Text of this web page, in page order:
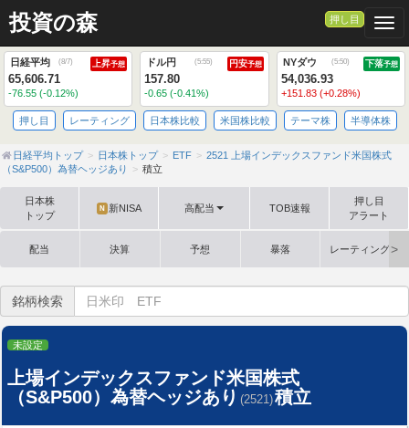
投資の森 押し目
日経平均 (8/7) 上昇予想
65,606.71
-76.55 (-0.12%)
ドル円 (5:55) 円安予想
157.80
-0.65 (-0.41%)
NYダウ (5:50) 下落予想
54,036.93
+151.83 (+0.28%)
押し目 レーティング 日本株比較 米国株比較 テーマ株 半導体株
日経平均トップ 日本株トップ ETF
2521 上場インデックスファンド米国株式
（S&P500）為替ヘッジあり
積立
日本株
トップ
N 新NISA 高配当 TOB速報
押し目
アラート
配当 決算 予想 暴落 レーティング格
銘柄検索
未設定
上場インデックスファンド米国株式
（S&P500）為替ヘッジあり (2521)積立